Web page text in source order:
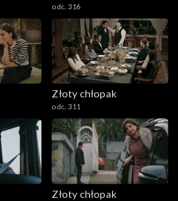
odc. 316
Złoty chłopak
odc. 311
Złoty chłopak